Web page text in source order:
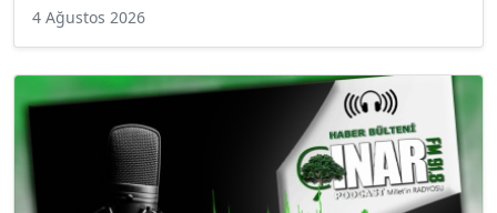
4 Ağustos 2026